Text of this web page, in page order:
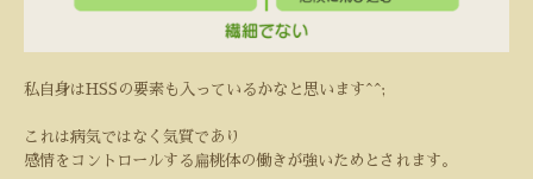
私自身はHSSの要素も入っているかなと思います^^;
これは病気ではなく気質であり
感情をコントロールする扁桃体の働きが強いためとされます。